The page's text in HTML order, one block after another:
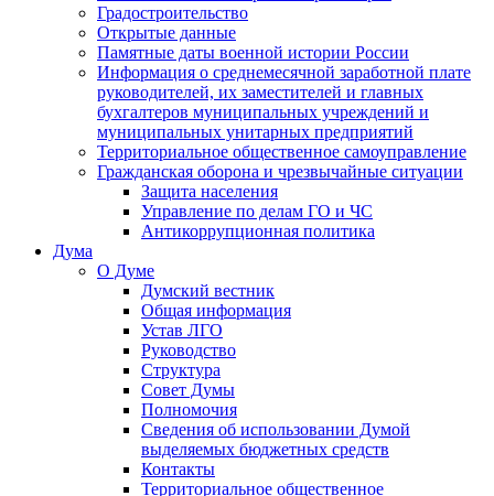
Градостроительство
Открытые данные
Памятные даты военной истории России
Информация о среднемесячной заработной плате
руководителей, их заместителей и главных
бухгалтеров муниципальных учреждений и
муниципальных унитарных предприятий
Территориальное общественное самоуправление
Гражданская оборона и чрезвычайные ситуации
Защита населения
Управление по делам ГО и ЧС
Антикоррупционная политика
Дума
О Думе
Думский вестник
Общая информация
Устав ЛГО
Руководство
Структура
Совет Думы
Полномочия
Сведения об использовании Думой
выделяемых бюджетных средств
Контакты
Территориальное общественное